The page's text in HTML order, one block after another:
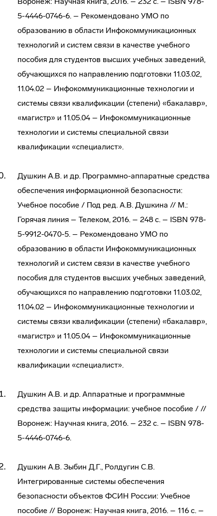
5-4446-0746-6. – Рекомендовано УМО по
образованию в области Инфокоммуникационных
технологий и систем связи в качестве учебного
пособия для студентов высших учебных заведений,
обучающихся по направлению подготовки 11.03.02,
11.04.02 – Инфокоммуникационные технологии и
системы связи квалификации (степени) «бакалавр»,
«магистр» и 11.05.04 – Инфокоммуникационные
технологии и системы специальной связи
квалификации «специалист».
Душкин А.В. и др. Программно-аппаратные средства
обеспечения информационной безопасности:
Учебное пособие / Под ред. А.В. Душкина // М.:
Горячая линия – Телеком, 2016. – 248 с. – ISBN 978-
5-9912-0470-5. – Рекомендовано УМО по
образованию в области Инфокоммуникационных
технологий и систем связи в качестве учебного
пособия для студентов высших учебных заведений,
обучающихся по направлению подготовки 11.03.02,
11.04.02 – Инфокоммуникационные технологии и
системы связи квалификации (степени) «бакалавр»,
«магистр» и 11.05.04 – Инфокоммуникационные
технологии и системы специальной связи
квалификации «специалист».
Душкин А.В. и др. Аппаратные и программные
средства защиты информации: учебное пособие / //
Воронеж: Научная книга, 2016. – 232 с. – ISBN 978-
5-4446-0746-6.
Душкин А.В. Зыбин Д.Г., Ролдугин С.В.
Интегрированные системы обеспечения
безопасности объектов ФСИН России: Учебное
пособие // Воронеж: Научная книга, 2016. – 116 с. –